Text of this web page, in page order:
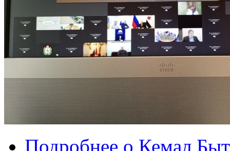
Подробнее о Кемал